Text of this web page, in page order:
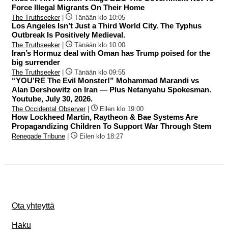
Force Illegal Migrants On Their Home
The Truthseeker| Tänään klo 10:05
Los Angeles Isn’t Just a Third World City. The Typhus
Outbreak Is Positively Medieval.
The Truthseeker| Tänään klo 10:00
Iran’s Hormuz deal with Oman has Trump poised for the
big surrender
The Truthseeker| Tänään klo 09:55
“YOU’RE The Evil Monster!” Mohammad Marandi vs
Alan Dershowitz on Iran — Plus Netanyahu Spokesman.
Youtube, July 30, 2026.
The Occidental Observer| Eilen klo 19:00
How Lockheed Martin, Raytheon & Bae Systems Are
Propagandizing Children To Support War Through Stem
Renegade Tribune Eilen klo 18:27
Ota yhteyttä
Haku